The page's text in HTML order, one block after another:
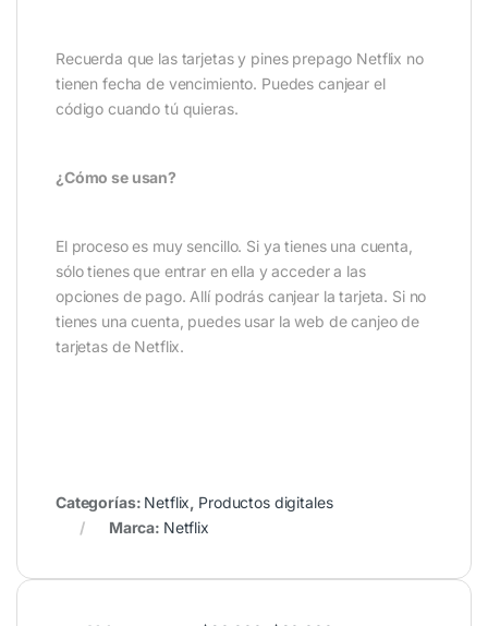
Recuerda que las tarjetas y pines prepago Netflix no
tienen fecha de vencimiento. Puedes canjear el
código cuando tú quieras.
¿Cómo se usan?
El proceso es muy sencillo. Si ya tienes una cuenta,
sólo tienes que entrar en ella y acceder a las
opciones de pago. Allí podrás canjear la tarjeta. Si no
tienes una cuenta, puedes usar la web de canjeo de
tarjetas de Netflix.
Categorías: Netflix, Productos digitales
Marca: Netflix